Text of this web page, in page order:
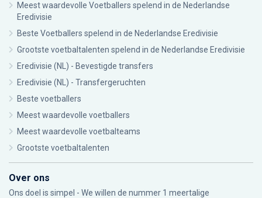
Meest waardevolle Voetballers spelend in de Nederlandse
Eredivisie
Beste Voetballers spelend in de Nederlandse Eredivisie
Grootste voetbaltalenten spelend in de Nederlandse Eredivisie
Eredivisie (NL) - Bevestigde transfers
Eredivisie (NL) - Transfergeruchten
Beste voetballers
Meest waardevolle voetballers
Meest waardevolle voetbalteams
Grootste voetbaltalenten
Over ons
Ons doel is simpel - We willen de nummer 1 meertalige